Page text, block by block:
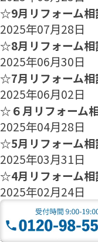
☆9月リフォーム
2025年07月28日
☆8月リフォーム
2025年06月30日
☆7月リフォーム
2025年06月02日
☆６月リフォーム
2025年04月28日
☆5月リフォーム
2025年03月31日
☆4月リフォーム
2025年02月24日
☆3月リフォーム相
2025年01月27日